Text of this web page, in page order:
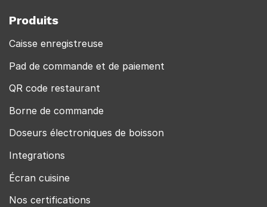
Produits
Caisse enregistreuse
Pad de commande et de paiement
QR code restaurant
Borne de commande
Doseurs électroniques de boisson
Integrations
Écran cuisine
Nos certifications